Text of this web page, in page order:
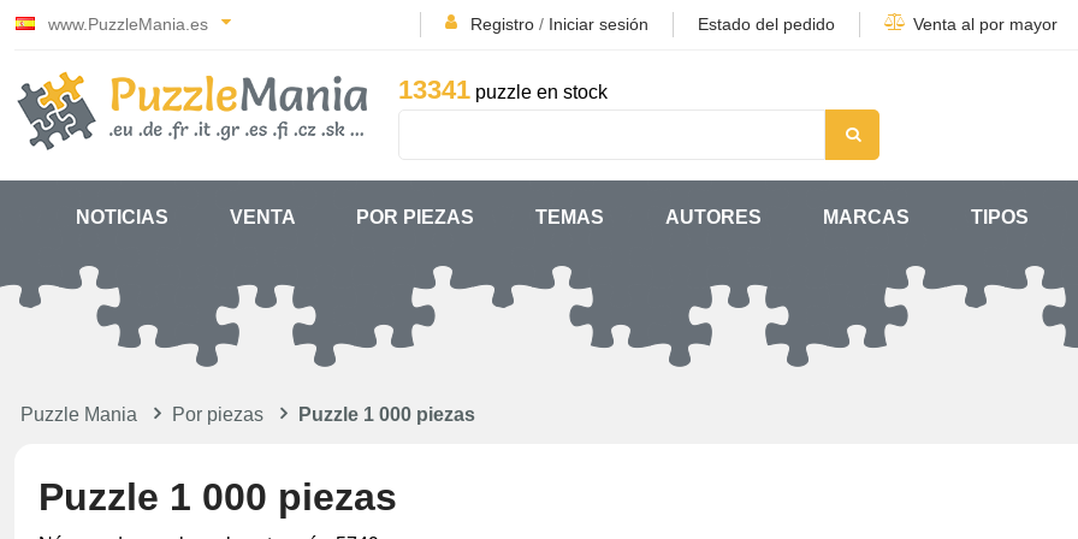
www.PuzzleMania.es Registro / Iniciar sesión Estado del pedido Venta al por mayor
13341 puzzle en stock
NOTICIAS VENTA POR PIEZAS TEMAS AUTORES MARCAS TIPOS
Puzzle Mania Por piezas Puzzle 1 000 piezas
Puzzle 1 000 piezas